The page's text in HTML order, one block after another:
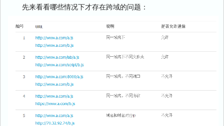
先来看看哪些情况下才存在跨域的问题：